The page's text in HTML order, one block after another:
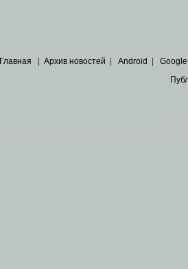
Главная Архив новостей Android Google